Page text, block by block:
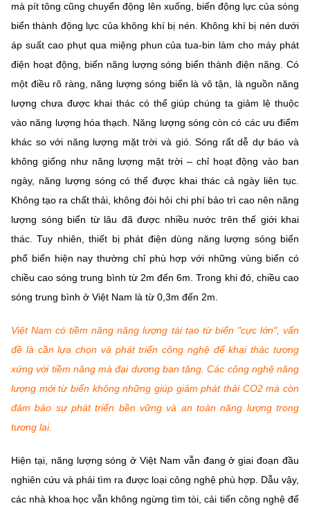
(Ghi rõ nguồn "https://mst.gov.vn" khi phát hành lại thông tin từ
website này)
mà pít tông cũng chuyển động lên xuống, biến động lực của sóng
biển thành động lực của không khí bị nén. Không khí bị nén dưới
áp suất cao phụt qua miệng phun của tua-bin làm cho máy phát
điện hoạt động, biến năng lượng sóng biển thành điện năng. Có
một điều rõ ràng, năng lượng sóng biển là vô tận, là nguồn năng
lượng chưa được khai thác có thể giúp chúng ta giảm lệ thuộc
vào năng lượng hóa thạch. Năng lượng sóng còn có các ưu điểm
khác so với năng lượng mặt trời và gió. Sóng rất dễ dự báo và
không giống như năng lượng mặt trời – chỉ hoạt động vào ban
ngày, năng lượng sóng có thể được khai thác cả ngày liên tục.
Không tạo ra chất thải, không đòi hỏi chi phí bảo trì cao nên năng
lượng sóng biển từ lâu đã được nhiều nước trên thế giới khai
thác. Tuy nhiên, thiết bị phát điện dùng năng lượng sóng biển
phổ biến hiện nay thường chỉ phù hợp với những vùng biển có
chiều cao sóng trung bình từ 2m đến 6m. Trong khi đó, chiều cao
sóng trung bình ở Việt Nam là từ 0,3m đến 2m.
Việt Nam có tiềm năng năng lượng tái tạo từ biển "cực lớn", vấn
đề là cần lựa chọn và phát triển công nghệ để khai thác tương
xứng với tiềm năng mà đại dương ban tặng. Các công nghệ năng
lượng mới từ biển không những giúp giảm phát thải CO2 mà còn
đảm bảo sự phát triển bền vững và an toàn năng lượng trong
tương lai.
Hiện tại, năng lượng sóng ở Việt Nam vẫn đang ở giai đoạn đầu
nghiên cứu và phải tìm ra được loại công nghệ phù hợp. Dẫu vậy,
các nhà khoa học vẫn không ngừng tìm tòi, cải tiến công nghệ để